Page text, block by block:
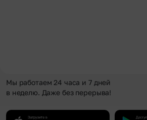
Мы работаем 24 часа и 7 дней
в неделю. Даже без перерыва!